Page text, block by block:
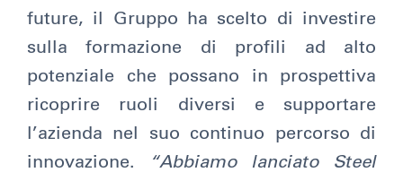
future, il Gruppo ha scelto di investire
sulla formazione di profili ad alto
potenziale che possano in prospettiva
ricoprire ruoli diversi e supportare
l’azienda nel suo continuo percorso di
innovazione.
“Abbiamo lanciato Steel